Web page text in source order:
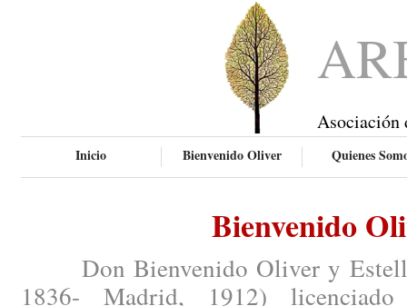
Asociación
Inicio Bienvenido Oliver Quienes
Bienvenido
Don Bienvenido Oliver y
1836- Madrid, 1912)